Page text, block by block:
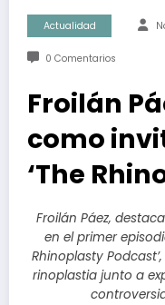
Actualidad
0 Comentarios
Froilán
como
‘The
Froilán Páez,
en el primer
Rhinoplasty
rinoplastia junto a